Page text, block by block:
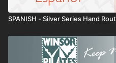
SPANISH - Silver Series Hand